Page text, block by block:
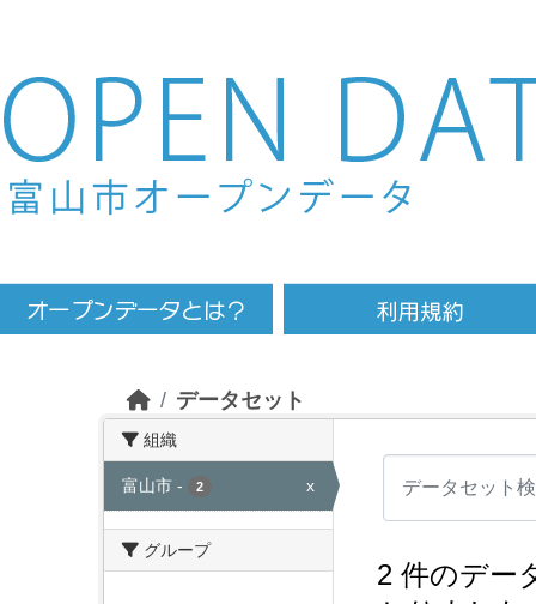
Skip to main content
データセット
組織
富山市 - 2 x
グループ
2 件のデー